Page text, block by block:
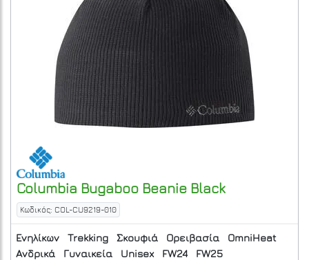
Columbia Bugaboo Beanie Black
Κωδικός: COL-CU9219-010
Ενηλίκων Trekking Σκουφιά Ορειβασία
OmniHeat
Ανδρικά
Γυναικεία Unisex FW24 FW25